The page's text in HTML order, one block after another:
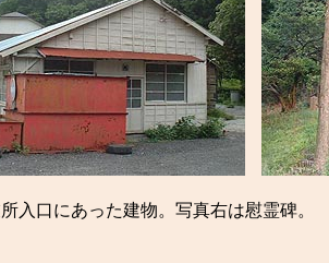
入口にあった建物。写真右は慰霊碑。